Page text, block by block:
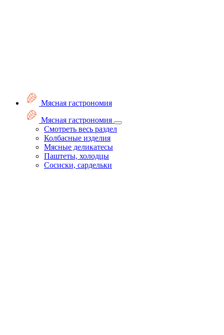
Мясная гастрономия
Мясная гастрономия
Смотреть весь раздел
Колбасные изделия
Мясные деликатесы
Паштеты, холодцы
Сосиски, сардельки